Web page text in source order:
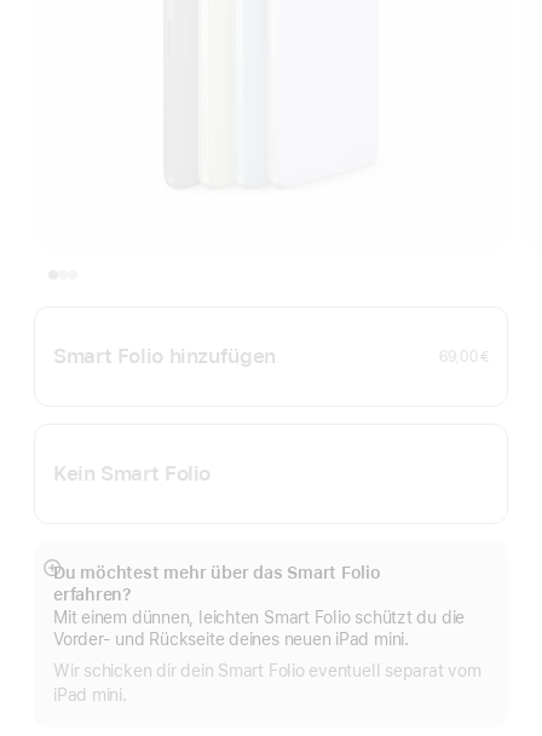
Smart Folio hinzufügen 69,00 €
Kein Smart Folio
Du möchtest mehr über das Smart Folio
erfahren?
Mit einem dünnen, leichten Smart Folio schützt du die
Vorder- und Rückseite deines neuen iPad mini.
Wir schicken dir dein Smart Folio eventuell separat vom
iPad mini.
Mehr
anzeigen